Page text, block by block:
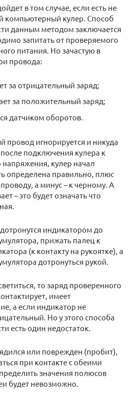
в том случае, если есть не
компьютерный кулер. Способ
данным методом заключается
запитать от проверяемого
питания. Но зачастую в
провода:
за отрицательный заряд;
за положительный заряд;
датчиком оборотов.
провод игнорируется и никуда
подключения кулера к
напряжения, кулер начал
определена правильно, плюс
а минус – к черному. А
– это будет означать что
индикатором до
прижать палец к
(к контакту на рукоятке), а
дотронуться рукой.
то заряд проверенного
имеет
а если индикатор не
Но у этого способа
есть один недостаток.
или поврежден (пробит),
при контакте с обеими
значения полюсов
будет невозможно.